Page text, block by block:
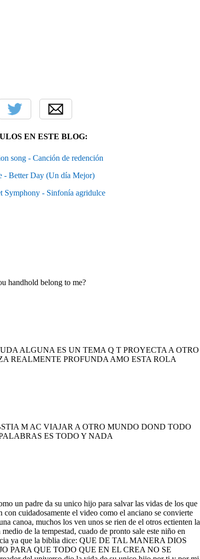
EN ESTE BLOG:
song - Canción de redención
- Better Day (Un día Mejor)
Symphony - Sinfonía agridulce
handhold belong to me?
ALGUNA ES UN TEMA Q T PROYECTA A OTRO
REALMENTE PROFUNDA AMO ESTA ROLA
M AC VIAJAR A OTRO MUNDO DOND TODO
ES TODO Y NADA
un padre da su unico hijo para salvar las vidas de los que
con cuidadosamente el video como el anciano se convierte
canoa, muchos los ven unos se rien de el otros ectienten la
de la tempestad, cuado de pronto sale este niño en
ya que la biblia dice: QUE DE TAL MANERA DIOS
PARA QUE TODO QUE EN EL CREA NO SE